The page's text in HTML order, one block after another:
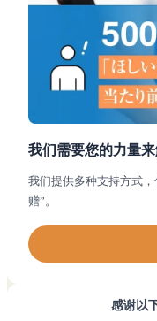
我们需要您的力量
我们提供多种支持方式，
赠”。
感谢以